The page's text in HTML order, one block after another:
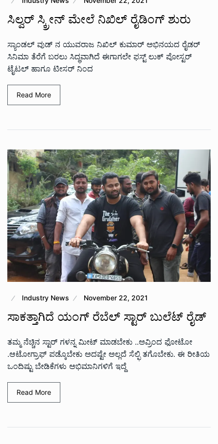
ಸಿಲ್ವರ್ ಸ್ಕ್ರೀನ್ ಮೇಲೆ ನಿಖಿಲ್ ರೈಡಿಂಗ್ ಶುರು
ಸ್ಯಾಂಡಲ್ ವುಡ್ ನ ಯುವರಾಜ ನಿಖಿಲ್ ಕುಮಾರ್ ಅಭಿನಯದ ರೈಡರ್
ಸಿನಿಮಾ ತೆರೆಗೆ ಬರಲು ಸಿದ್ಧವಾಗಿದೆ ಈಗಾಗಲೇ ಫಸ್ಟ್ ಲುಕ್ ಪೋಸ್ಟರ್
ಟೈಟಲ್ ಹಾಗೂ ಟೀಸರ್ ನಿಂದ
Read More
Industry News November 22, 2021
ಸಾಕತ್ತಾಗಿದೆ ಯಂಗ್ ರೆಬೆಲ್ ಸ್ಟಾರ್ ಬುಲೆಟ್ ರೈಡ್
ತಮ್ಮ ನೆಚ್ಚಿನ ಸ್ಟಾರ್ ಗಳನ್ನ ಮೀಟ್ ಮಾಡಬೇಕು‌ ..ಅವ್ರಿಂದ ಫೋಟೋ
.ಆಟೋಗ್ರಾಫ್ ಪಡ್ಕೊಬೇಕು ಅದಷ್ಟೇ ಅಲ್ಲದೆ ಸೆಲ್ಫಿ ತಗೊಬೇಕು. ಈ ರೀತಿಯ
ಒಂದಿಷ್ಟು ಬೇಡಿಕೆಗಳು ಅಭಿಮಾನಿಗಳಿಗೆ ಇದ್ದೆ
Read More